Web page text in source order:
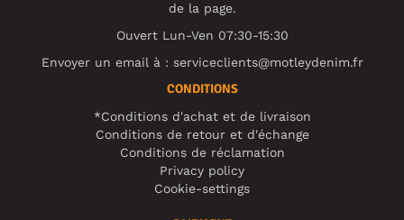
de la page.
Ouvert Lun-Ven 07:30-15:30
Envoyer un email à : serviceclients@motleydenim.fr
CONDITIONS
*Conditions d'achat et de livraison
Conditions de retour et d'échange
Conditions de réclamation
Privacy policy
Cookie-settings